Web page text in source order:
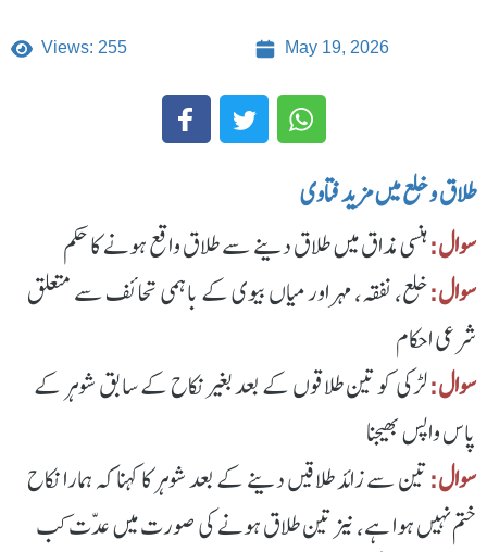
Views: 255 May 19, 2026
طلاق و خلع میں مزید فتاوی
سوال:ہنسی مذاق میں طلاق دینے سے طلاق واقع ہونے کا حکم
سوال:خلع، نفقہ، مہر اور میاں بیوی کے باہمی تحائف سے متعلق
شرعی احکام
سوال:لڑکی کو تین طلاقوں کے بعد بغیر نکاح کے سابق شوہر کے
پاس واپس بھیجنا
سوال:تین سے زائد طلاقیں دینے کے بعد شوہر کا کہنا کہ ہمارا نکاح
ختم نہیں ہوا ہے، نیز تین طلاق ہونے کی صورت میں عدّت کب